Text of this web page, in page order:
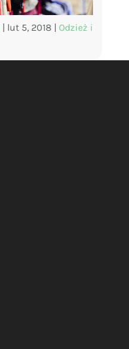
lut 5, 2018
Odzież i